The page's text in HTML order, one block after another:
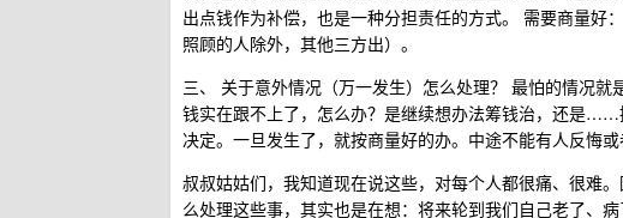
出点钱作为补偿，也是一种分担责任的方式。 需要商量好
照顾的人除外，其他三方出）。
三、 关于意外情况（万一发生）怎么处理？ 最怕的情况就
钱实在跟不上了，怎么办？是继续想办法筹钱治，还是
决定。一旦发生了，就按商量好的办。中途不能有人反悔或
叔叔姑姑们，我知道现在说这些，对每个人都很痛、很难
么处理这些事，其实也是在想：将来轮到我们自己老了、